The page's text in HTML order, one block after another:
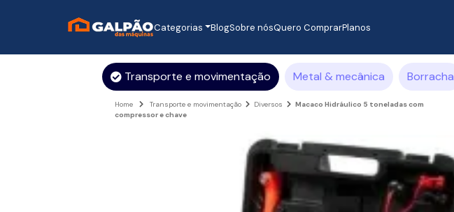
Categorias BlogSobre nósQuero ComprarPlanos
Transporte e movimentação Metal & mecânica Borracha
Home Transporte e movimentação Diversos
Macaco Hidráulico 5 toneladas com
compressor e chave